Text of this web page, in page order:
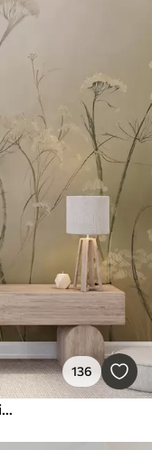
136
Muurschildering Witte wilde bloemen in een mistig veld met zachte, wazige sepia achtergrond